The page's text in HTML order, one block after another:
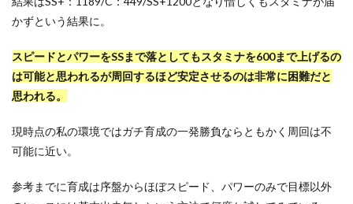
かずという結果に。
スピードとパワーをSSまで落としてもスタミナを600まで上げるの
は可能と思われるが周回するほど安定させるのは非常に困難だと
思われる。
現時点の私の環境ではガチ育成の一発勝負ならともかく周回は不
可能に近い。
参考までに育成は序盤からほぼスピード、パワーのみで目標以外